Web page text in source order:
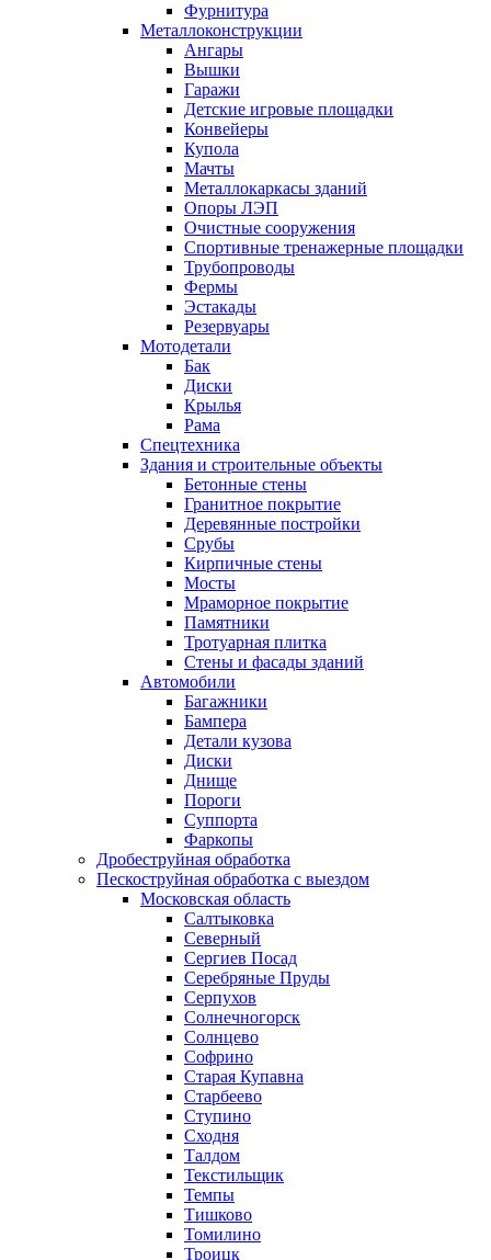
Фурнитура
Металлоконструкции
Ангары
Вышки
Гаражи
Детские игровые площадки
Конвейеры
Купола
Мачты
Металлокаркасы зданий
Опоры ЛЭП
Очистные сооружения
Спортивные тренажерные площадки
Трубопроводы
Фермы
Эстакады
Резервуары
Мотодетали
Бак
Диски
Крылья
Рама
Спецтехника
Здания и строительные объекты
Бетонные стены
Гранитное покрытие
Деревянные постройки
Срубы
Кирпичные стены
Мосты
Мраморное покрытие
Памятники
Тротуарная плитка
Стены и фасады зданий
Автомобили
Багажники
Бампера
Детали кузова
Диски
Днище
Пороги
Суппорта
Фаркопы
Дробеструйная обработка
Пескоструйная обработка с выездом
Московская область
Салтыковка
Северный
Сергиев Посад
Серебряные Пруды
Серпухов
Солнечногорск
Солнцево
Софрино
Старая Купавна
Старбеево
Ступино
Сходня
Талдом
Текстильщик
Темпы
Тишково
Томилино
Троицк